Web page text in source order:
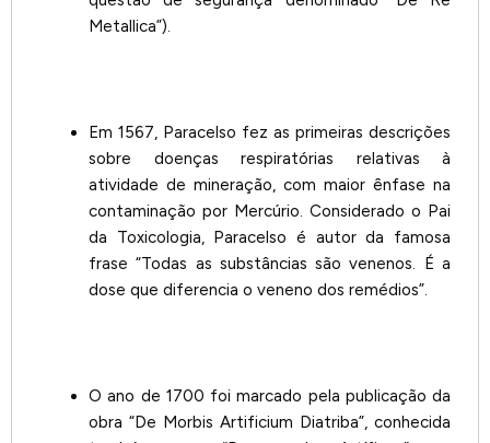
Metallica”).
Em 1567, Paracelso fez as primeiras descrições
sobre doenças respiratórias relativas à
atividade de mineração, com maior ênfase na
contaminação por Mercúrio. Considerado o Pai
da Toxicologia, Paracelso é autor da famosa
frase “Todas as substâncias são venenos. É a
dose que diferencia o veneno dos remédios”.
O ano de 1700 foi marcado pela publicação da
obra “De Morbis Artificium Diatriba”, conhecida